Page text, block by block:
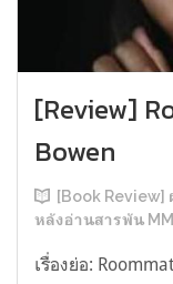
[Review]
Bowen
[Book Review]
หลังอ่านสารพัน
เรื่องย่อ: